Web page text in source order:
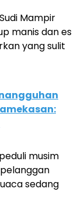
Mampir
manis dan es
yang sulit
musim
sedang